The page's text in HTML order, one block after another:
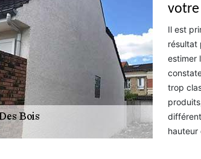
Il est
résultat
estimer
trop
hauteur